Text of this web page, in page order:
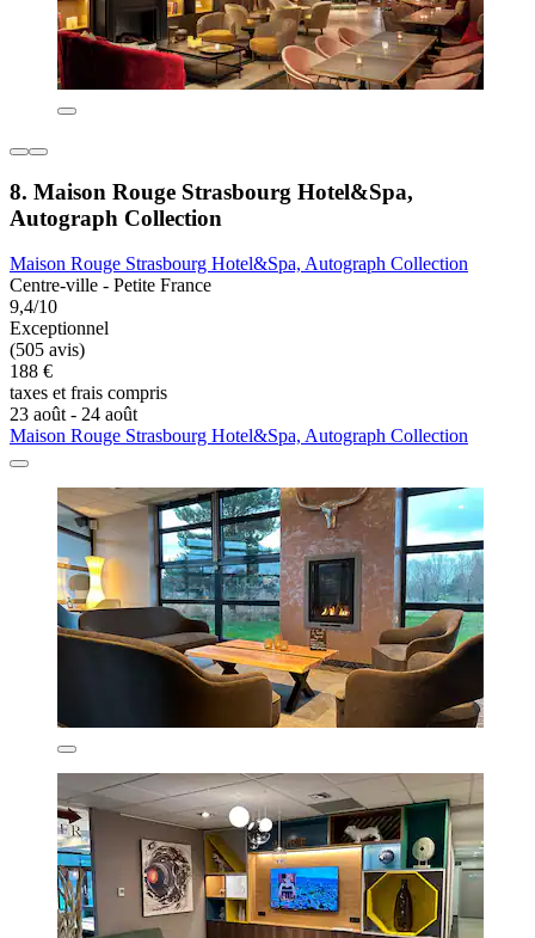
8. Maison Rouge Strasbourg Hotel&Spa,
Autograph Collection
Maison Rouge Strasbourg Hotel&Spa, Autograph Collection
Centre-ville - Petite France
9,4/10
Exceptionnel
(505 avis)
188 €
taxes et frais compris
23 août - 24 août
Maison Rouge Strasbourg Hotel&Spa, Autograph Collection